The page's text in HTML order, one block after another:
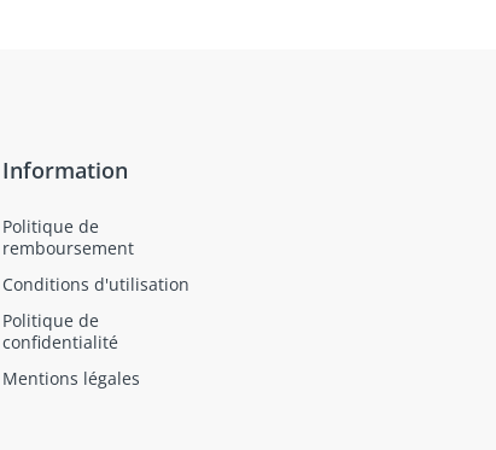
Information
Politique de
remboursement
Conditions d'utilisation
Politique de
confidentialité
Mentions légales